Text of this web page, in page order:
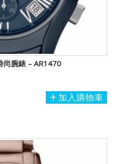
尚腕錶 – AR1470
加入購物車